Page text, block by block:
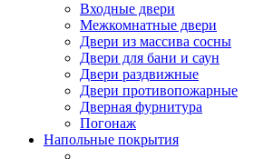
Входные двери
Межкомнатные двери
Двери из массива сосны
Двери для бани и саун
Двери раздвижные
Двери противопожарные
Дверная фурнитура
Погонаж
Напольные покрытия